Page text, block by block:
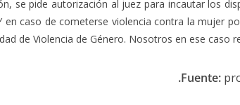
se pide autorización al juez para incautar los
en caso de cometerse violencia contra la mujer
de Violencia de Género. Nosotros en ese caso
.Fuente: